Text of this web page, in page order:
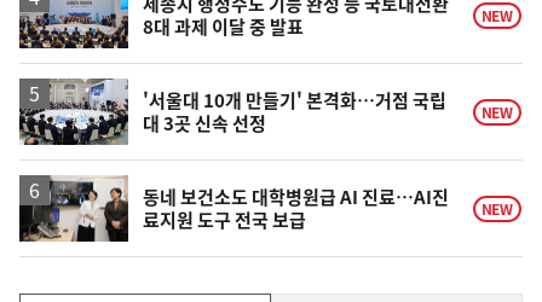
8대 과제 이달 중 발표
NEW
'서울대 10개 만들기' 본격화…거점 국립
대 3곳 신속 선정
NEW
동네 보건소도 대학병원급 AI 진료…AI진
료지원 도구 전국 보급
NEW